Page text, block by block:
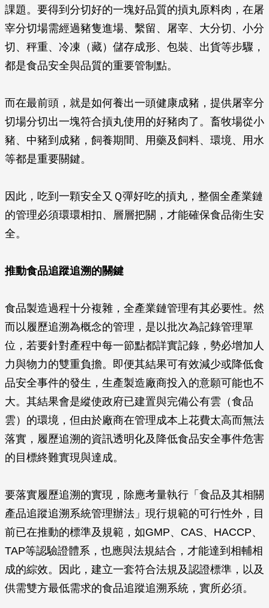
課題。要得到分切好的一塊好品質的摃丸原料肉，在屠
宰分切場需經過豬隻進場、繫留、屠宰、大分切、小分
切、秤重、冷凍（藏）儲存成形、包裝、出貨等步驟，
都是食品安全與品質的重要管制點。
而在最前頭，就是如何養出一頭健康成豬，提供屠宰分
切場分切出一塊符合摃丸使用的好豬肉了。畜牧場從小
豬、中豬到成豬，飼養期間、用藥及飼料、環境、用水
等都是重要關鍵。
因此，吃到一顆安全又Ｑ彈好吃的摃丸，整個全產業鏈
的管理必須環環相扣、層層把關，才能確保食品衛生安
全。
推動食品追蹤追溯的關鍵
食品製造過程十分複雜，全產業鏈管理有其必要性。然
而以履歷追溯為概念的管理，是以批次為記錄管理單
位，若要針對產程中每一節點都詳實記錄，勢必增加人
力與物力的雙重負擔。即便其結果可有效減少或降低食
品安全事件的發生，生產製造廠商投入的意願可能也不
大。其結果會是縱使政府已建置與完備公有雲（食品
雲）的環境，但由於廠商在管理成本上花費太高而無法
落實，履歷追溯的資訊透明化及降低食品安全事件危害
的目標終難實現與達成。
要落實履歷追溯的實現，除應考量執行「食品及其相關
產品追蹤追溯系統管理辦法」現行規範的可行性外，目
前已在推動的標準及規範，如GMP、CAS、HACCP、
TAP等認驗證體系，也應與法規結合，才能達到相輔相
成的綜效。因此，建立一套符合法規及認證標準，以及
供需雙方最低需求的食品追蹤追溯系統，實所必須。